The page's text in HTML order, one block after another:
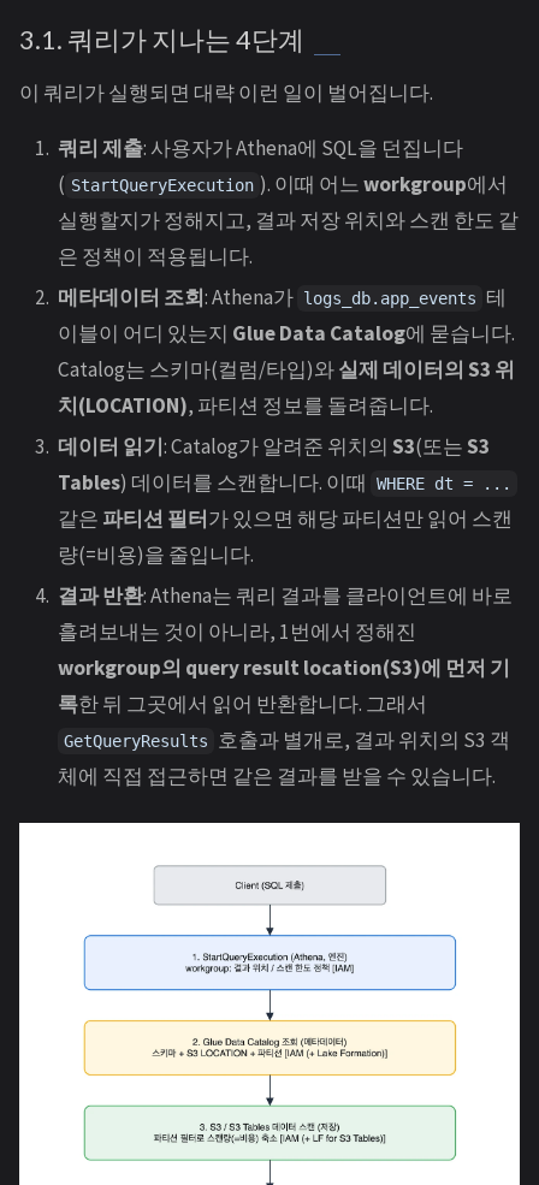
3.1. 쿼리가 지나는 4단계
이 쿼리가 실행되면 대략 이런 일이 벌어집니다.
쿼리 제출: 사용자가 Athena에 SQL을 던집니다
( StartQueryExecution ). 이때 어느workgroup에서
실행할지가 정해지고, 결과 저장 위치와 스캔 한도 같
은 정책이 적용됩니다.
메타데이터 조회: Athena가 logs_db.app_events
테
이블이 어디 있는지 Glue Data Catalog에 묻습니다.
Catalog는 스키마(컬럼/타입)와실제 데이터의 S3 위
치(LOCATION), 파티션 정보를 돌려줍니다.
데이터 읽기: Catalog가 알려준 위치의 S3(또는S3
Tables) 데이터를 스캔합니다. 이때 WHERE dt = ...
같은 파티션 필터가 있으면 해당 파티션만 읽어 스캔
량(=비용)을 줄입니다.
결과 반환: Athena는 쿼리 결과를 클라이언트에 바로
흘려보내는 것이 아니라, 1번에서 정해진
workgroup의 query result location(S3)에 먼저 기
록한 뒤 그곳에서 읽어 반환합니다. 그래서
GetQueryResults
호출과 별개로, 결과 위치의 S3 객
체에 직접 접근하면 같은 결과를 받을 수 있습니다.